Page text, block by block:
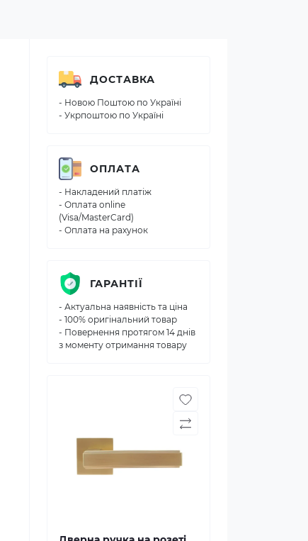
ДОСТАВКА
- Новою Поштою по Україні
- Укрпоштою по Україні
ОПЛАТА
- Накладений платіж
- Оплата online
(Visa/MasterCard)
- Оплата на рахунок
ГАРАНТІЇ
- Актуальна наявність та ціна
- 100% оригінальний товар
- Повернення протягом 14 днів
з моменту отримання товару